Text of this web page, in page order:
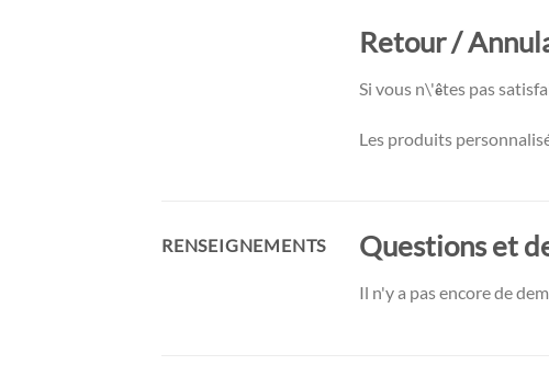
Retour /
Si vous n\'êtes pas
Les produits
RENSEIGNEMENTS Questions et
Il n'y a pas encore de